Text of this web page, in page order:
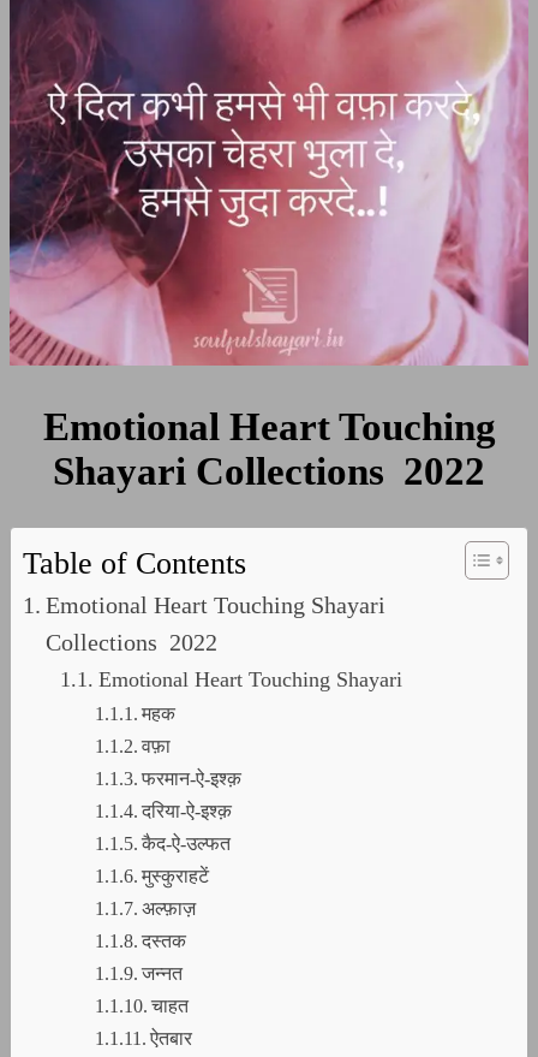
Emotional Heart Touching
Shayari Collections 2022
Table of Contents
Emotional Heart Touching Shayari
Collections 2022
Emotional Heart Touching Shayari
महक
वफ़ा
फरमान-ऐ-इश्क़
दरिया-ऐ-इश्क़
कैद-ऐ-उल्फत
मुस्कुराहटें
अल्फ़ाज़
दस्तक
जन्नत
चाहत
ऐतबार